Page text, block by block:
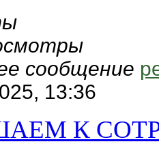
сообщение
13:36
К